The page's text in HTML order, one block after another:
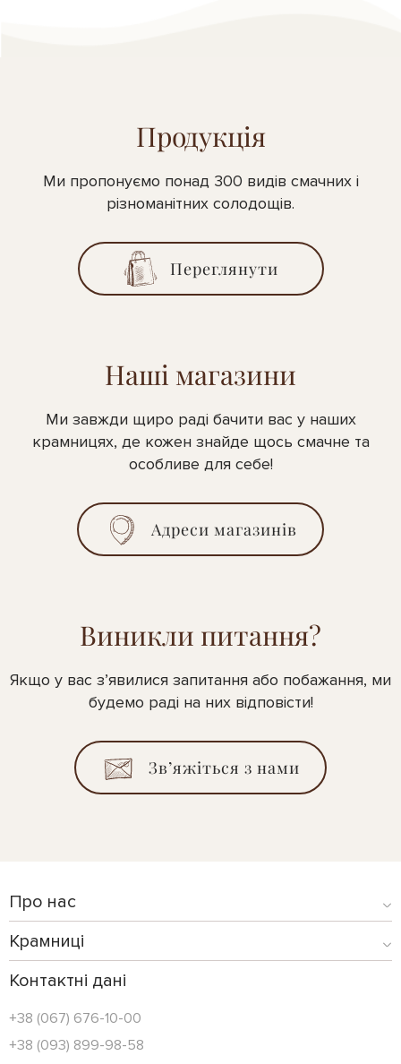
Продукція
Ми пропонуємо понад 300 видів смачних і
різноманітних солодощів.
Переглянути
Наші магазини
Ми завжди щиро раді бачити вас у наших
крамницях, де кожен знайде щось смачне та
особливе для себе!
Адреси магазинів
Виникли питання?
Якщо у вас з’явилися запитання або побажання, ми
будемо раді на них відповісти!
Зв’яжіться з нами
Про нас
Крамниці
Контактні дані
+38 (067) 676-10-00
+38 (093) 899-98-58